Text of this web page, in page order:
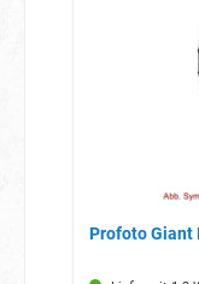
Profoto Giant